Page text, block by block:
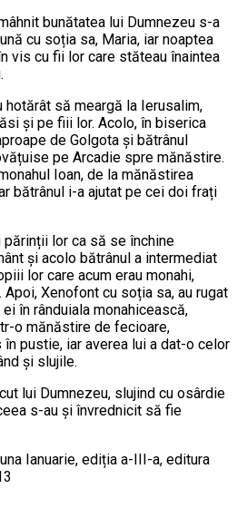
bunătatea lui Dumnezeu s-a
cu soția sa, Maria, iar noaptea
vis cu fii lor care stăteau înaintea
hotărât să meargă la Ierusalim,
și pe fiii lor. Acolo, în biserica
de Golgota și bătrânul
pe Arcadie spre mănăstire.
Ioan, de la mănăstirea
bătrânul i-a ajutat pe cei doi frați
lor ca să se închine
și acolo bătrânul a intermediat
lor care acum erau monahi,
Xenofont cu soția sa, au rugat
în rânduiala monahicească,
o mănăstire de fecioare,
pustie, iar averea lui a dat-o celor
și slujile.
lui Dumnezeu, slujind cu osârdie
s-au și învrednicit să fie
Ianuarie, ediția a-III-a, editura